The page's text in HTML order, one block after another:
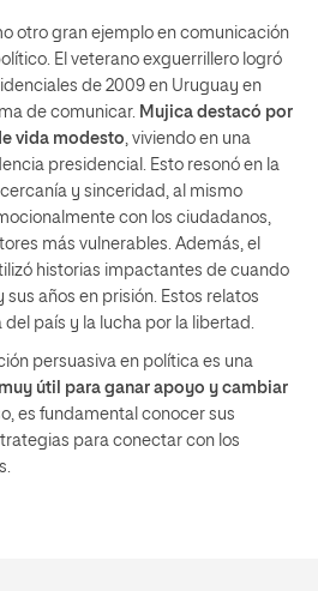
otro gran ejemplo en comunicación
El veterano exguerrillero logró
de 2009 en Uruguay en
de comunicar. Mujica destacó por
vida modesto , viviendo en una
presidencial. Esto resonó en la
y sinceridad, al mismo
con los ciudadanos,
más vulnerables. Además, el
historias impactantes de cuando
años en prisión. Estos relatos
país y la lucha por la libertad.
persuasiva en política es una
útil para ganar apoyo y cambiar
es fundamental conocer sus
para conectar con los